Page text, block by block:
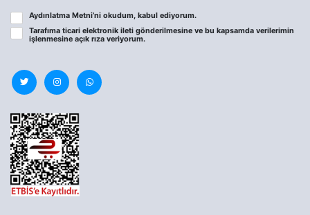
Aydınlatma Metni’ni okudum, kabul ediyorum.
Tarafıma ticari elektronik ileti gönderilmesine ve bu kapsamda verilerimin
işlenmesine açık rıza veriyorum.